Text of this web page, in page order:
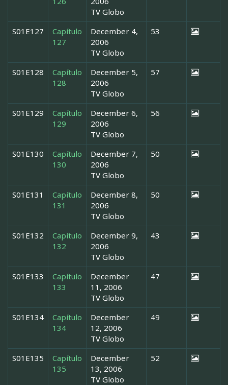
TV Globo
S01E127
Capítulo
127
December 4,
2006
TV Globo
53
S01E128
Capítulo
128
December 5,
2006
TV Globo
57
S01E129
Capítulo
129
December 6,
2006
TV Globo
56
S01E130
Capítulo
130
December 7,
2006
TV Globo
50
S01E131
Capítulo
131
December 8,
2006
TV Globo
50
S01E132
Capítulo
132
December 9,
2006
TV Globo
43
S01E133
Capítulo
133
December
11, 2006
TV Globo
47
S01E134
Capítulo
134
December
12, 2006
TV Globo
49
S01E135
Capítulo
135
December
13, 2006
TV Globo
52